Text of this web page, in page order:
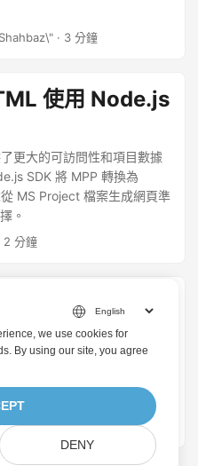
· 3 分鐘
使用 Node.js
更大的可訪問性和項目數據
SDK 將 MPP 轉換為
MS Project 檔案生成網頁準
。
2 分鐘
執行 MPP 到
專案資料帶來了新的可存取
強了專案協作和溝通。
· 2 分鐘
we use cookies for
By using our site, you agree
DENY